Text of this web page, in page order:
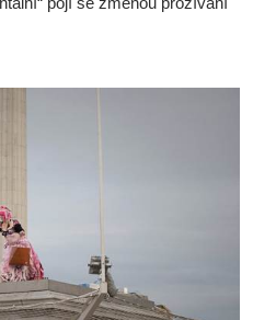
pojí se změnou prožívání